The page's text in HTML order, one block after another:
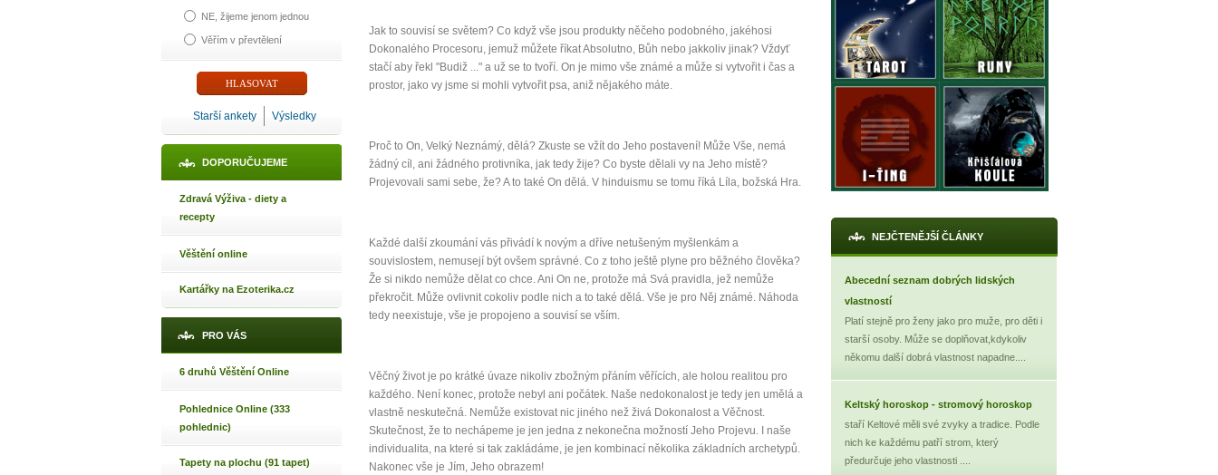
10 tipů pro zdravý a
plnohodnotný život
Máte pocit, že jste unaveni hned jak ráno vstanete?
Nemusí to tak být - ZJISTĚTE ZDARMA!
Jak vnést do života rovnováhu
Jak být šťastnější
NE, žijeme jenom jednou
Věřím v převtělení
Starší ankety Výsledky
DOPORUČUJEME
Zdravá Výživa - diety a
recepty
Věštění online
Kartářky na Ezoterika.cz
PRO VÁS
6 druhů Věštění Online
Pohlednice Online (333
pohlednic)
Tapety na plochu (91 tapet)
Jak to souvisí se světem? Co když vše jsou produkty něčeho podobného, jakéhosi
Dokonalého Procesoru, jemuž můžete říkat Absolutno, Bůh nebo jakkoliv jinak? Vždyť
stačí aby řekl "Budiž ..." a už se to tvoří. On je mimo vše známé a může si vytvořit i čas a
prostor, jako vy jsme si mohli vytvořit psa, aniž nějakého máte.
Proč to On, Velký Neznámý, dělá? Zkuste se vžít do Jeho postavení! Může Vše, nemá
žádný cíl, ani žádného protivníka, jak tedy žije? Co byste dělali vy na Jeho místě?
Projevovali sami sebe, že? A to také On dělá. V hinduismu se tomu říká Líla, božská Hra.
Každé další zkoumání vás přivádí k novým a dříve netušeným myšlenkám a
souvislostem, nemusejí být ovšem správné. Co z toho ještě plyne pro běžného člověka?
Že si nikdo nemůže dělat co chce. Ani On ne, protože má Svá pravidla, jež nemůže
překročit. Může ovlivnit cokoliv podle nich a to také dělá. Vše je pro Něj známé. Náhoda
tedy neexistuje, vše je propojeno a souvisí se vším.
Věčný život je po krátké úvaze nikoliv zbožným přáním věřících, ale holou realitou pro
každého. Není konec, protože nebyl ani počátek. Naše nedokonalost je tedy jen umělá a
vlastně neskutečná. Nemůže existovat nic jiného než živá Dokonalost a Věčnost.
Skutečnost, že to nechápeme je jen jedna z nekonečna možností Jeho Projevu. I naše
individualita, na které si tak zakládáme, je jen kombinací několika základních archetypů.
Nakonec vše je Jím, Jeho obrazem!
NEJČTENĚJŠÍ ČLÁNKY
Abecední seznam dobrých lidských
vlastností
Platí stejně pro ženy jako pro muže, pro děti i
starší osoby. Může se doplňovat,kdykoliv
někomu další dobrá vlastnost napadne....
Keltský horoskop - stromový horoskop
staří Keltové měli své zvyky a tradice. Podle
nich ke každému patří strom, který
předurčuje jeho vlastnosti ....